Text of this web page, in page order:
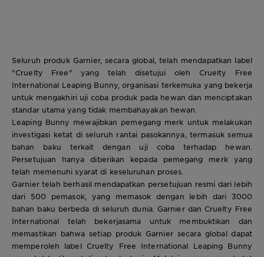
Seluruh produk Garnier, secara global, telah mendapatkan label
"Cruelty Free" yang telah disetujui oleh Cruelty Free
International Leaping Bunny, organisasi terkemuka yang bekerja
untuk mengakhiri uji coba produk pada hewan dan menciptakan
standar utama yang tidak membahayakan hewan.
Leaping Bunny mewajibkan pemegang merk untuk melakukan
investigasi ketat di seluruh rantai pasokannya, termasuk semua
bahan baku terkait dengan uji coba terhadap hewan.
Persetujuan hanya diberikan kepada pemegang merk yang
telah memenuhi syarat di keseluruhan proses.
Garnier telah berhasil mendapatkan persetujuan resmi dari lebih
dari 500 pemasok, yang memasok dengan lebih dari 3000
bahan baku berbeda di seluruh dunia. Garnier dan Cruelty Free
International telah bekerjasama untuk membuktikan dan
memastikan bahwa setiap produk Garnier secara global dapat
memperoleh label Cruelty Free International Leaping Bunny